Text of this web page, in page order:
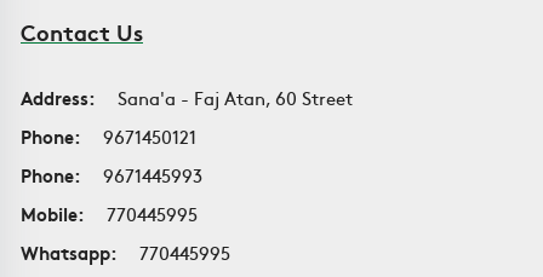
Contact Us
Address:
Sana'a - Faj Atan, 60 Street
Phone:
9671450121
Phone:
9671445993
Mobile:
770445995
Whatsapp:
770445995